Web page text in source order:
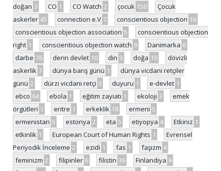
doğan 3 CO 1 CO Watch 2 çocuk 150
Çocuk
askerler 45 connection e.V 7 conscientious objection 16
conscientious objection association 5
conscientious objection
right 1 conscientious objection watch 9 Danimarka 6
darbe 76 derin devlet 10 din 3 doğa 10
dövizli
askerlik 7 dünya barış günü 1
dünya vicdani retçiler
günü 2 dürzi vicdani retçi 3 duyuru 1 e-devlet 1
ebco 64 ebola 1 eğitim zayiatı 1 ekoloji 3
emek
örgütleri 1 eritre 1 erkeklik 18 ermeni 5
ermenistan 5 estonya 2 eta 5 etiyopya 4 Etkiniz 1
etkinlik 1 European Court of Human Rights 1
Evrensel
Periyodik İnceleme 2 ezidi 1 fas 1 faşizm 4
feminizm 2 filipinler 6 filistin 36 Finlandiya 9